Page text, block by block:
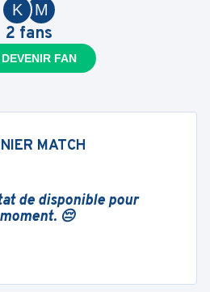
M
K
2 fans
DEVENIR FAN
MATCH
de disponible pour
😔